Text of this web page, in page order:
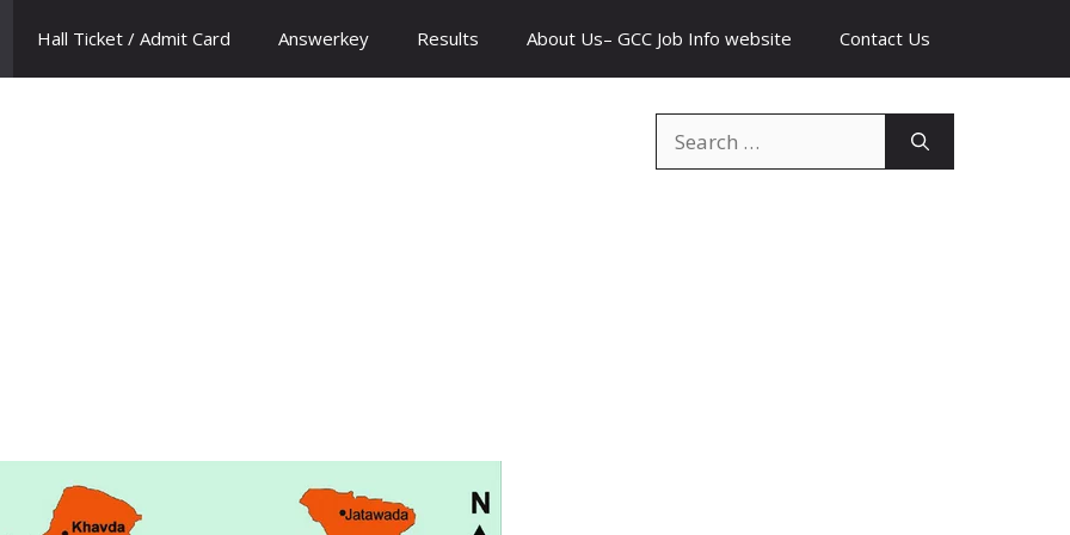
Hall Ticket / Admit Card Answerkey Results About Us– GCC Job Info website Contact Us
for: